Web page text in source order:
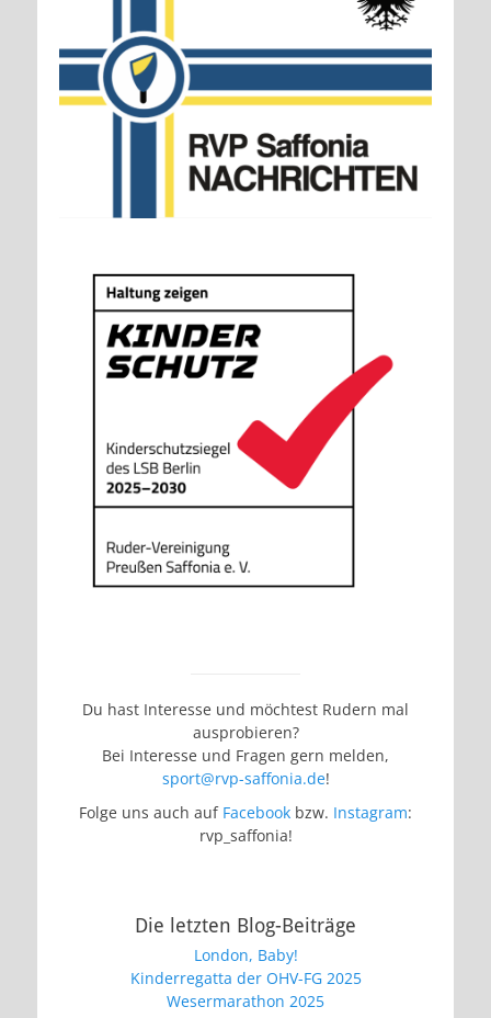
Du hast Interesse und möchtest Rudern mal
ausprobieren?
Bei Interesse und Fragen gern melden,
sport@rvp-saffonia.de!
Folge uns auch auf Facebook bzw. Instagram:
rvp_saffonia!
Die letzten Blog-Beiträge
London, Baby!
Kinderregatta der OHV-FG 2025
Wesermarathon 2025